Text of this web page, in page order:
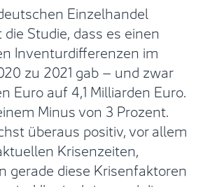
Einzelhandel
Studie, dass es einen
Inventurdifferenzen im
zu 2021 gab – und zwar
Euro auf 4,1 Milliarden Euro.
Minus von 3 Prozent.
überaus positiv, vor allem
Krisenzeiten,
gerade diese Krisenfaktoren